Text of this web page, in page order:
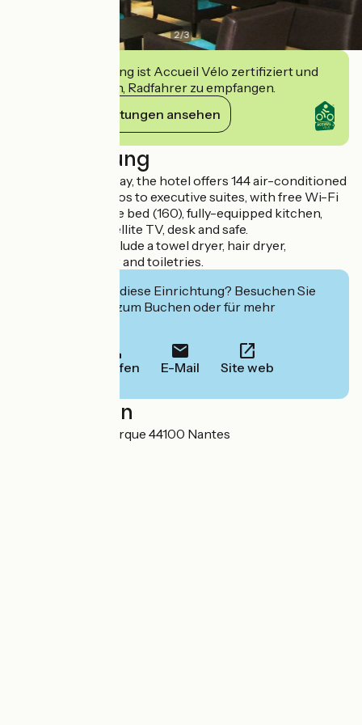
2/3
Diese Einrichtung ist Accueil Vélo zertifiziert und
verpflichtet sich, Radfahrer zu empfangen.
Ihre Verpflichtungen ansehen
Beschreibung
Open 24 hours a day, the hotel offers 144 air-conditioned
rooms, from studios to executive suites, with free Wi-Fi
access, queen-size bed (160), fully-equipped kitchen,
courtesy tray, satellite TV, desk and safe.
All bathrooms include a towel dryer, hair dryer,
magnifying mirror and toiletries.
Interessiert Sie diese Einrichtung? Besuchen Sie
deren Website zum Buchen oder für mehr
Anrufen E-Mail Site web
Localisation
3 allée Jacques Berque 44100 Nantes